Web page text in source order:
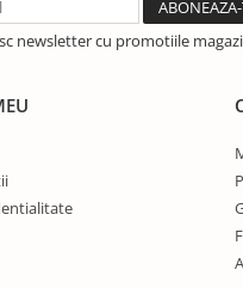
newsletter cu promotiile